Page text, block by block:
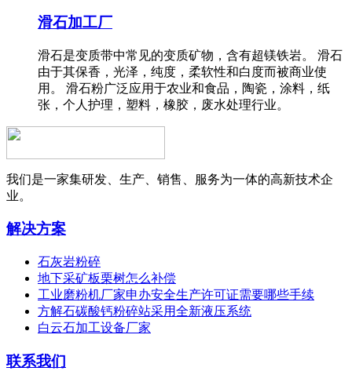
滑石加工厂
滑石是变质带中常见的变质矿物，含有超镁铁岩。 滑石
由于其保香，光泽，纯度，柔软性和白度而被商业使
用。 滑石粉广泛应用于农业和食品，陶瓷，涂料，纸
张，个人护理，塑料，橡胶，废水处理行业。
我们是一家集研发、生产、销售、服务为一体的高新技术企
业。
解决方案
石灰岩粉碎
地下采矿板栗树怎么补偿
工业磨粉机厂家申办安全生产许可证需要哪些手续
方解石碳酸钙粉碎站采用全新液压系统
白云石加工设备厂家
联系我们